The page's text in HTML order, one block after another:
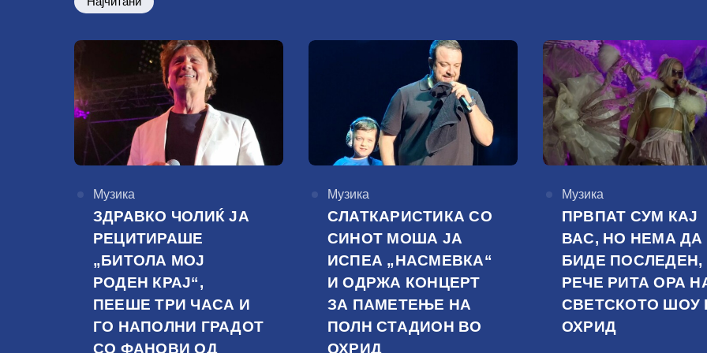
КАтегорија
Музика
ЗДРАВКО ЧОЛИЌ ЈА
РЕЦИТИРАШЕ
„БИТОЛА МОЈ
РОДЕН КРАЈ“,
ПЕЕШЕ ТРИ ЧАСА И
ГО НАПОЛНИ ГРАДОТ
СО ФАНОВИ ОД
КАтегорија
Музика
СЛАТКАРИСТИКА СО
СИНОТ МОША ЈА
ИСПЕА „НАСМЕВКА“
И ОДРЖА КОНЦЕРТ
ЗА ПАМЕТЕЊЕ НА
ПОЛН СТАДИОН ВО
ОХРИД
КАтегорија
Музика
ПРВПАТ СУМ КАЈ
ВАС, НО НЕМА ДА
БИДЕ ПОСЛЕДЕН,
РЕЧЕ РИТА ОРА
СВЕТСКОТО ШОУ
ОХРИД